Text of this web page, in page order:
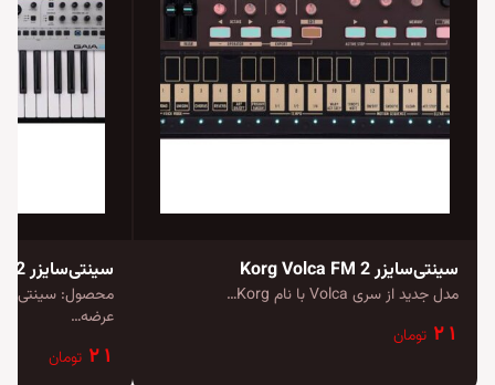
سینتی‌سایزر Korg Volca FM 2
مدل جدید از سری Volca با نام Korg…
۲۱ تومان
سینتی‌سایزر Roland Gaia 2
عرضه…
۲۱ تومان